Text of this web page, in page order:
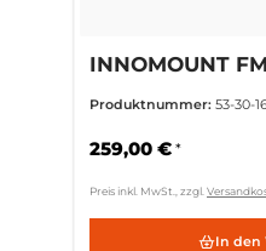
INNOMOUNT
30mm BH 3mm
Produktnummer: 53-30-
259,00 € *
Preis inkl. MwSt., zzgl.
In den